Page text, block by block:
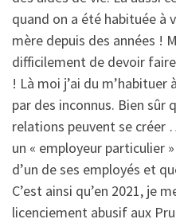
quand on a été habituée à
mère depuis des années !
difficilement de devoir
! Là moi j’ai du
par des inconnus. Bien sûr
relations peuvent se créer
un « employeur particulier
d’un de ses employés et
C’est ainsi qu’en 2021, je
licenciement abusif aux